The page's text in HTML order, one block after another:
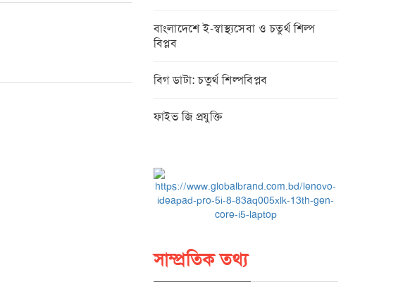
বাংলাদেশে ই-স্বাস্থ্যসেবা ও চতুর্থ শিল্প
বিপ্লব
বিগ ডাটা: চতুর্থ শিল্পবিপ্লব
ফাইভ জি প্রযুক্তি
সাম্প্রতিক তথ্য